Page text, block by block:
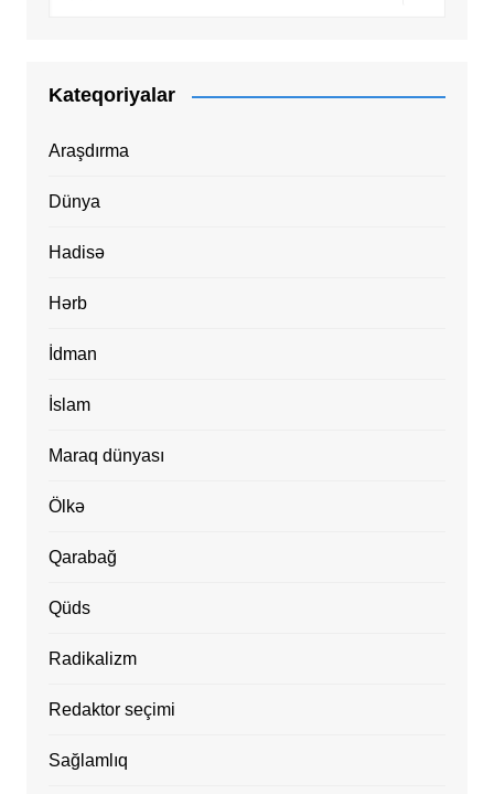
Kateqoriyalar
Araşdırma
Dünya
Hadisə
Hərb
İdman
İslam
Maraq dünyası
Ölkə
Qarabağ
Qüds
Radikalizm
Redaktor seçimi
Sağlamlıq